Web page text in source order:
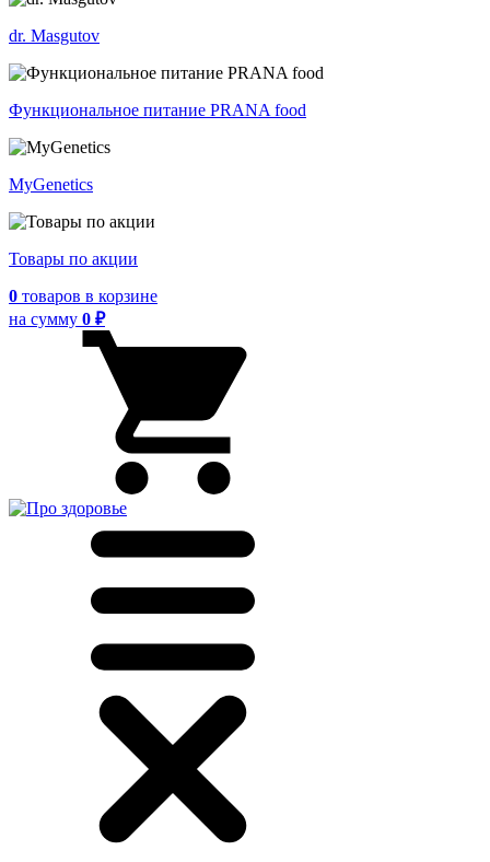
dr. Masgutov
Функциональное питание PRANA food
MyGenetics
Товары по акции
0 товаров в корзине
на сумму 0 ₽